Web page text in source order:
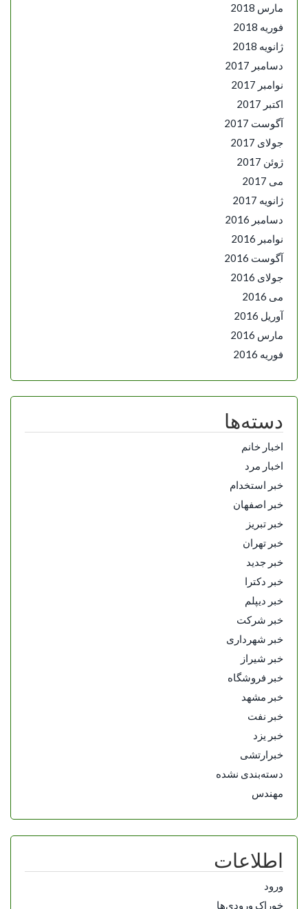
مارس 2018
فوریه 2018
ژانویه 2018
دسامبر 2017
نوامبر 2017
اکتبر 2017
آگوست 2017
جولای 2017
ژوئن 2017
می 2017
ژانویه 2017
دسامبر 2016
نوامبر 2016
آگوست 2016
جولای 2016
می 2016
آوریل 2016
مارس 2016
فوریه 2016
دسته‌ها
اخبار خانم
اخبار مرد
خبر استخدام
خبر اصفهان
خبر تبریز
خبر تهران
خبر جدید
خبر دکترا
خبر دیپلم
خبر شرکت
خبر شهرداری
خبر شیراز
خبر فروشگاه
خبر مشهد
خبر نفت
خبر یزد
خبرارتشی
دسته‌بندی نشده
مهندس
اطلاعات
ورود
خوراک ورودی‌ها